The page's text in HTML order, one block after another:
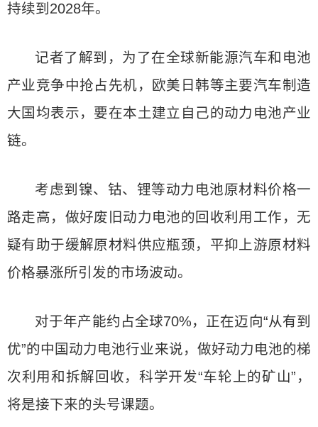
持续到2028年。
记者了解到，为了在全球新能源汽车和电池
产业竞争中抢占先机，欧美日韩等主要汽车制造
大国均表示，要在本土建立自己的动力电池产业
链。
考虑到镍、钴、锂等动力电池原材料价格一
路走高，做好废旧动力电池的回收利用工作，无
疑有助于缓解原材料供应瓶颈，平抑上游原材料
价格暴涨所引发的市场波动。
对于年产能约占全球70%，正在迈向“从有到
优”的中国动力电池行业来说，做好动力电池的梯
次利用和拆解回收，科学开发“车轮上的矿山”，
将是接下来的头号课题。